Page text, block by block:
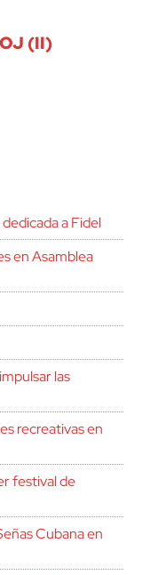
(II)
a Fidel
en Asamblea
las
recreativas en
festival de
Cubana en